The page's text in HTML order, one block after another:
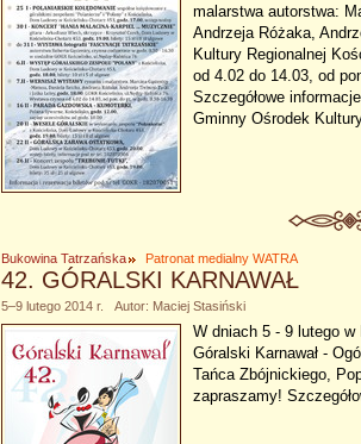
malarstwa autorstwa:
Andrzeja Różaka,
Kultury Regionalnej
od 4.02 do 14.03, od
Szczegółowe
Gminny Ośrodek
Bukowina Tatrzańska Patronat medialny WATRA
42. GÓRALSKI KARNAWAŁ
5–9 lutego 2014 r. Autor: Maciej Stasiński
W dniach 5 - 9 lutego
Góralski Karnawał -
Tańca Zbójnickiego,
zapraszamy!